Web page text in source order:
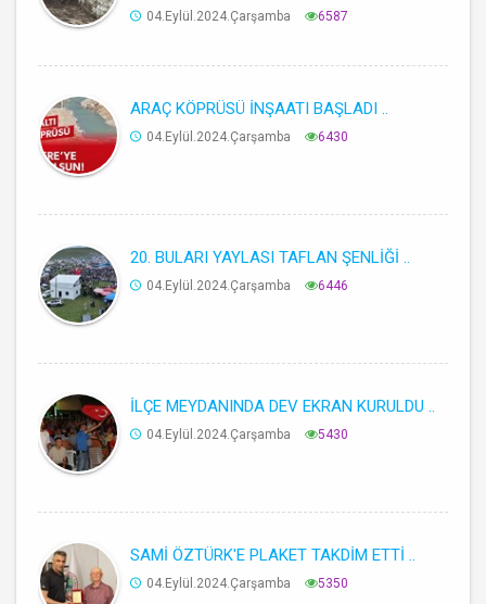
04.Eylül.2024.Çarşamba 6587
ARAÇ KÖPRÜSÜ İNŞAATI BAŞLADI ..
04.Eylül.2024.Çarşamba 6430
20. BULARI YAYLASI TAFLAN ŞENLİĞİ ..
04.Eylül.2024.Çarşamba 6446
İLÇE MEYDANINDA DEV EKRAN KURULDU ..
04.Eylül.2024.Çarşamba 5430
SAMİ ÖZTÜRK'E PLAKET TAKDİM ETTİ ..
04.Eylül.2024.Çarşamba 5350